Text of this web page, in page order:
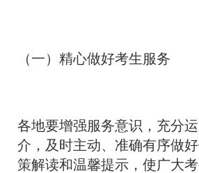
（一）精心做好考生服务
各地要增强服务意识，充分
介，及时主动、准确有序做
策解读和温馨提示，使广大